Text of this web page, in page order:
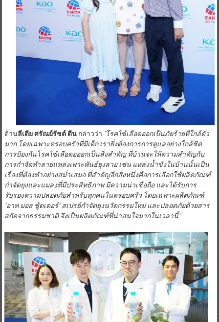
ด้านลีเดีย ศรัณย์รัชต์ ดีนกล่าวว่า “โรคไข้เลือดออกเป็นภัยร้ายที่ใกล้ตัว
มาก โดยเฉพาะครอบครัวที่มีเด็ก เรายิ่งต้องการการดูแลอย่างใกล้ชิด
การป้องกันโรคไข้เลือดอออกเป็นสิ่งสำคัญ ที่บ้านจะให้ความสำคัญกับ
การกำจัดทำลายแหล่งเพาะพันธ์ยุงลาย เช่น แหล่งน้ำขังในบ้านนั้นเป็น
เรื่องที่ต้องทำอย่างสม่ำเสมอ ที่สำคัญอีกสิ่งหนึ่งคือการเลือกใช้ผลิตภัณฑ์
กำจัดยุงและแมลงที่มีประสิทธิภาพ มีความน่าเชื่อถือ และได้รับการ
รับรองความปลอดภัยสำหรับทุกคนในครอบครัว โดยเฉพาะผลิตภัณฑ์
“อาท มอส ชู้ตเตอร์”สเปรย์กำจัดยุงนวัตกรรมใหม่ และปลอดภัยด้วยสาร
สกัดจากธรรมชาติ จึงเป็นผลิตภัณฑ์ที่น่าสนใจมากในเวลานี้”